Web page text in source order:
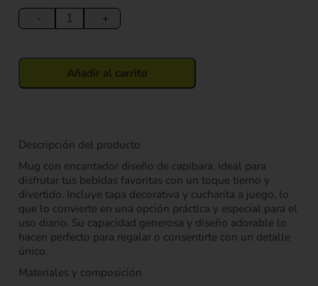
Descripción del producto
Mug con encantador diseño de capibara, ideal para
disfrutar tus bebidas favoritas con un toque tierno y
divertido. Incluye tapa decorativa y cucharita a juego, lo
que lo convierte en una opción práctica y especial para el
uso diario. Su capacidad generosa y diseño adorable lo
hacen perfecto para regalar o consentirte con un detalle
único.
Materiales y composición
-
Capibara
con
Cucharita
+
Añadir al carrito